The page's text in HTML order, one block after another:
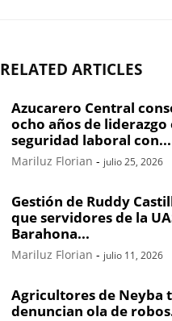
RELATED ARTICLES
Azucarero Central
ocho años de liderazgo
seguridad laboral con...
Mariluz Florian - julio 25, 2026
Gestión de Ruddy
que servidores de la
Barahona...
Mariluz Florian - julio 11, 2026
Agricultores de Neyba
denuncian ola de